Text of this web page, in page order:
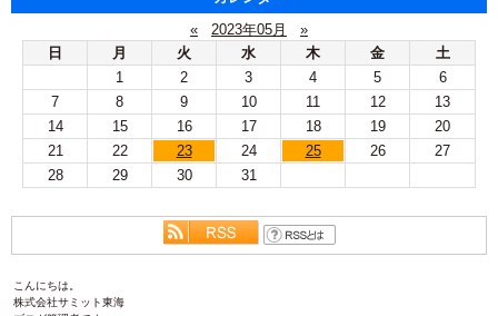
«
2023年05月
»
日
月 火 水 木 金
土
1
2 3 4 5
6
7
8 9 10 11 12
13
14
15 16 17 18 19
20
21
22 23 24 25 26
27
28
29 30 31
こんにちは。
株式会社サミット東海